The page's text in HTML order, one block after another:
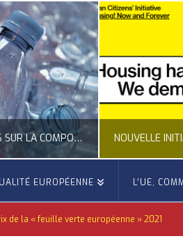
NOUVELLE INITIATIVE CITOYENNE EUROPÉENNE SUR LE LOGEMENT
EUROPE, CITOYENNETÉ, LOGEMENT ACTION
EUROPÉENNE L’UE,
de la « feuille verte européenne » 2021